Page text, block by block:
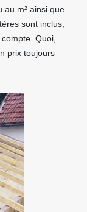
au m² ainsi que
sont inclus,
Quoi,
prix toujours